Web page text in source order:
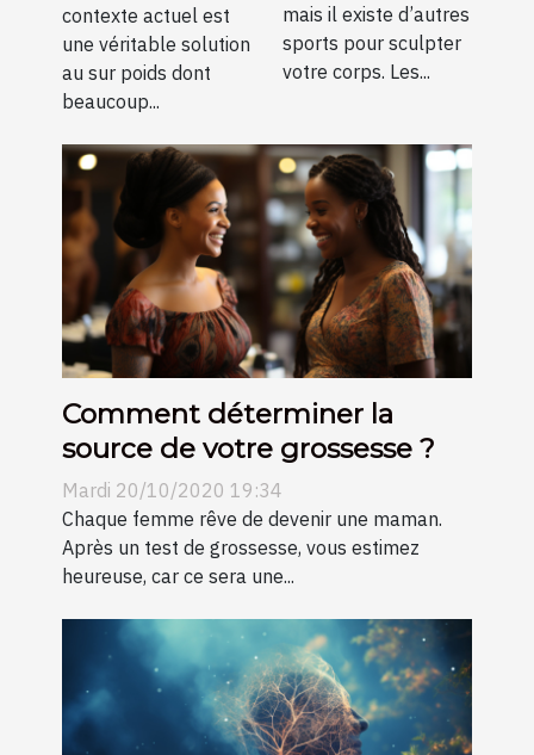
contexte actuel est
une véritable solution
au sur poids dont
beaucoup...
mais il existe d’autres
sports pour sculpter
votre corps. Les...
Comment déterminer la
source de votre grossesse ?
Mardi 20/10/2020 19:34
Chaque femme rêve de devenir une maman.
Après un test de grossesse, vous estimez
heureuse, car ce sera une...